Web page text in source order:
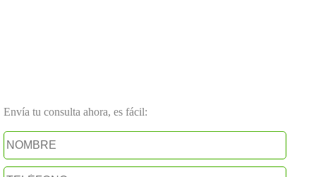
Envía tu consulta ahora, es fácil: